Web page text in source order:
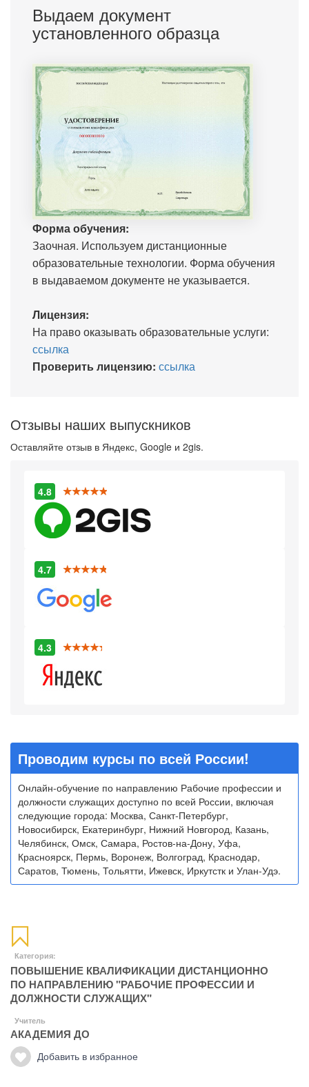
Выдаем документ
установленного образца
Форма обучения:
Заочная. Используем дистанционные
образовательные технологии. Форма обучения
в выдаваемом документе не указывается.
Лицензия:
На право оказывать образовательные услуги:
ссылка
Проверить лицензию: ссылка
Отзывы наших выпускников
Оставляйте отзыв в Яндекс, Google и 2gis.
4.8
4.7
4.3
Проводим курсы по всей России!
Онлайн-обучение по направлению Рабочие профессии и
должности служащих доступно по всей России, включая
следующие города: Москва, Санкт-Петербург,
Новосибирск, Екатеринбург, Нижний Новгород, Казань,
Челябинск, Омск, Самара, Ростов-на-Дону, Уфа,
Красноярск, Пермь, Воронеж, Волгоград, Краснодар,
Саратов, Тюмень, Тольятти, Ижевск, Иркутстк и Улан-Удэ.
Категория:
ПОВЫШЕНИЕ КВАЛИФИКАЦИИ ДИСТАНЦИОННО
ПО НАПРАВЛЕНИЮ "РАБОЧИЕ ПРОФЕССИИ И
ДОЛЖНОСТИ СЛУЖАЩИХ"
Учитель
АКАДЕМИЯ ДО
Добавить в избранное